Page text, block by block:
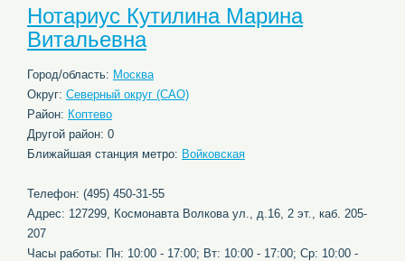
Нотариус Кутилина Марина
Витальевна
Город/область: Москва
Округ: Северный округ (САО)
Район: Коптево
Другой район: 0
Ближайшая станция метро: Войковская
Телефон: (495) 450-31-55
Адрес: 127299, Космонавта Волкова ул., д.16, 2 эт., каб. 205-
207
Часы работы: Пн: 10:00 - 17:00; Вт: 10:00 - 17:00; Ср: 10:00 -